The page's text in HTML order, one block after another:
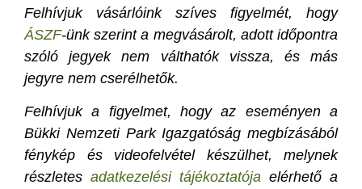
Felhívjuk vásárlóink szíves figyelmét, hogy
ÁSZF-ünk szerint a megvásárolt, adott időpontra
szóló jegyek nem válthatók vissza, és más
jegyre nem cserélhetők.
Felhívjuk a figyelmet, hogy az eseményen a
Bükki Nemzeti Park Igazgatóság megbízásából
fénykép és videofelvétel készülhet, melynek
részletes adatkezelési tájékoztatója elérhető a